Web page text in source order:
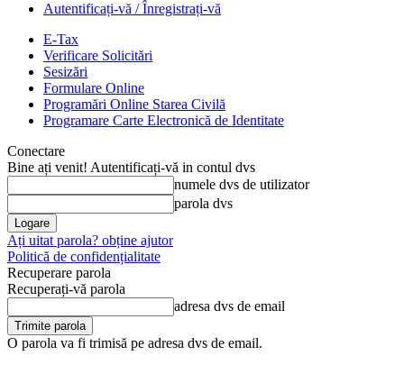
Autentificați-vă / Înregistrați-vă
E-Tax
Verificare Solicitări
Sesizări
Formulare Online
Programări Online Starea Civilă
Programare Carte Electronică de Identitate
Conectare
Bine ați venit! Autentificați-vă in contul dvs
numele dvs de utilizator
parola dvs
Ați uitat parola? obține ajutor
Politică de confidențialitate
Recuperare parola
Recuperați-vă parola
adresa dvs de email
O parola va fi trimisă pe adresa dvs de email.